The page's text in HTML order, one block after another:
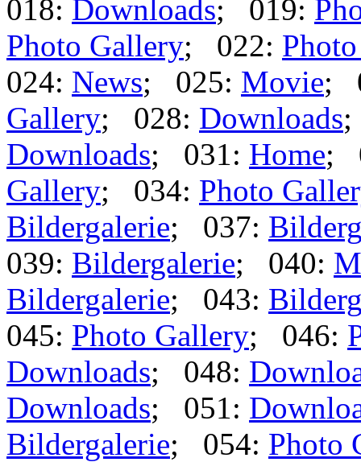
018: Downloads; 019:
Photo Gallery; 022:
024: News; 025: Movie;
Gallery; 028: Downloads
Downloads; 031: Home;
Gallery; 034: Photo
Bildergalerie; 037:
039: Bildergalerie; 040:
Bildergalerie; 043:
045: Photo Gallery; 046:
Downloads; 048:
Downloads; 051:
Bildergalerie; 054: Photo